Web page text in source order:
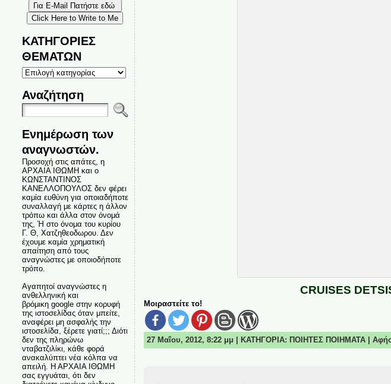
ΚΑΤΗΓΟΡΙΕΣ
ΘΕΜΑΤΩΝ
ΚΑΤΗΓΟΡΙΕΣ
ΘΕΜΑΤΩΝ
Αναζήτηση
Ενημέρωση των
αναγνωστών.
Προσοχή στις απάτες, η
ΑΡΧΑΙΑ ΙΘΩΜΗ και ο
ΚΩΝΣΤΑΝΤΙΝΟΣ
ΚΑΝΕΛΛΟΠΟΥΛΟΣ δεν φέρει
καμία ευθύνη για οποιαδήποτε
συναλλαγή με κάρτες η άλλον
τρόπω και άλλα στον όνομά
της, Ή στο όνομα του κυρίου
Γ. Θ, Χατζηθεοδωρου. Δεν
έχουμε καμία χρηματική
απαίτηση από τους
αναγνώστες με οποιοδήποτε
τρόπο.
Αγαπητοί αναγνώστες η
ανθελληνική και
βρόμικη google στην κορυφή
της ιστοσελίδας όταν μπείτε,
αναφέρει μη ασφαλής την
ιστοσελίδα, ξέρετε γιατί;;; Διότι
δεν της πληρώνω
νταβατζιλίκι, κάθε φορά
ανακαλύπτει νέα κόλπα να
απειλή. Η ΑΡΧΑΙΑ ΙΘΩΜΗ
σας εγγυάται, ότι δεν
CRUISES
Μοιραστείτε το!
27 Μαΐου, 2012, 8:22 μμ | ΚΑΤΗΓΟΡΙΑ: ΠΟΙΗΤΕΣ ΠΟΙΗΜΑΤΑ|